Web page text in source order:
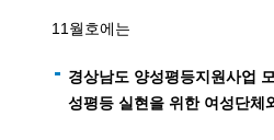
11월호에는
경상남도 양성평등지원사업
성평등 실현을 위한 여성단체